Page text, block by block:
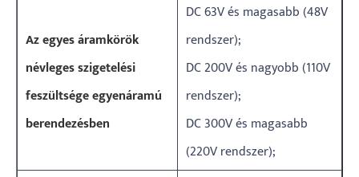
Az egyes áramkörök
névleges szigetelési
feszültsége egyenáramú
berendezésben
DC 63V és magasabb (48V
rendszer);
DC 200V és nagyobb (110V
rendszer);
DC 300V és magasabb
(220V rendszer);